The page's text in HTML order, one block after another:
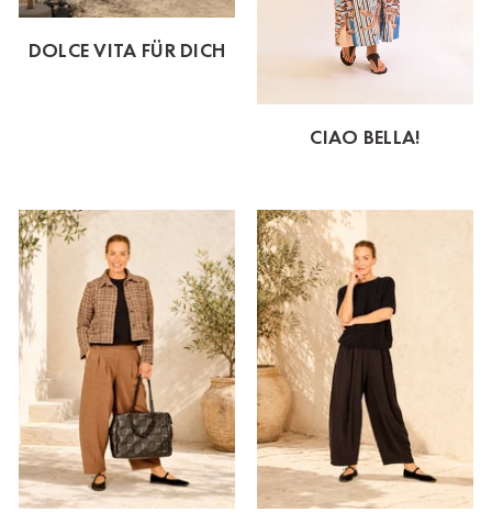
DOLCE VITA FÜR DICH
CIAO BELLA!